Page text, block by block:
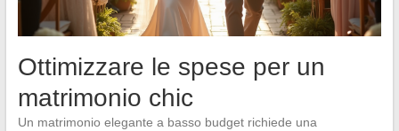
Ottimizzare le spese per un
matrimonio chic
Un matrimonio elegante a basso budget richiede una